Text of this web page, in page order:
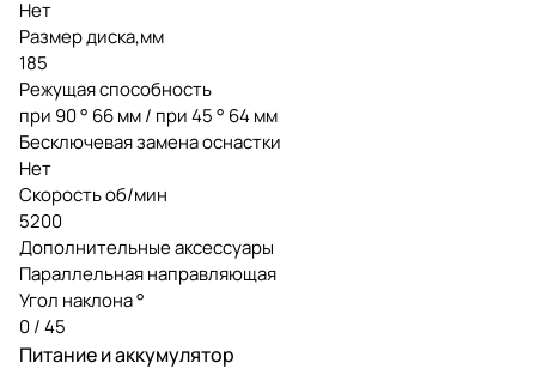
Нет
Размер диска,мм
185
Режущая способность
при 90 ° 66 мм / при 45 ° 64 мм
Бесключевая замена оснастки
Нет
Скорость об/мин
5200
Дополнительные аксессуары
Параллельная направляющая
Угол наклона °
0 / 45
Питание и аккумулятор